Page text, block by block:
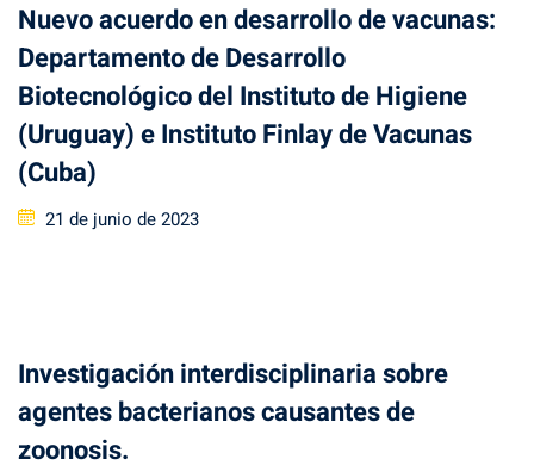
Nuevo acuerdo en desarrollo de vacunas:
Departamento de Desarrollo
Biotecnológico del Instituto de Higiene
(Uruguay) e Instituto Finlay de Vacunas
(Cuba)
Posted
21 de junio de 2023
Investigación interdisciplinaria sobre
agentes bacterianos causantes de
zoonosis.